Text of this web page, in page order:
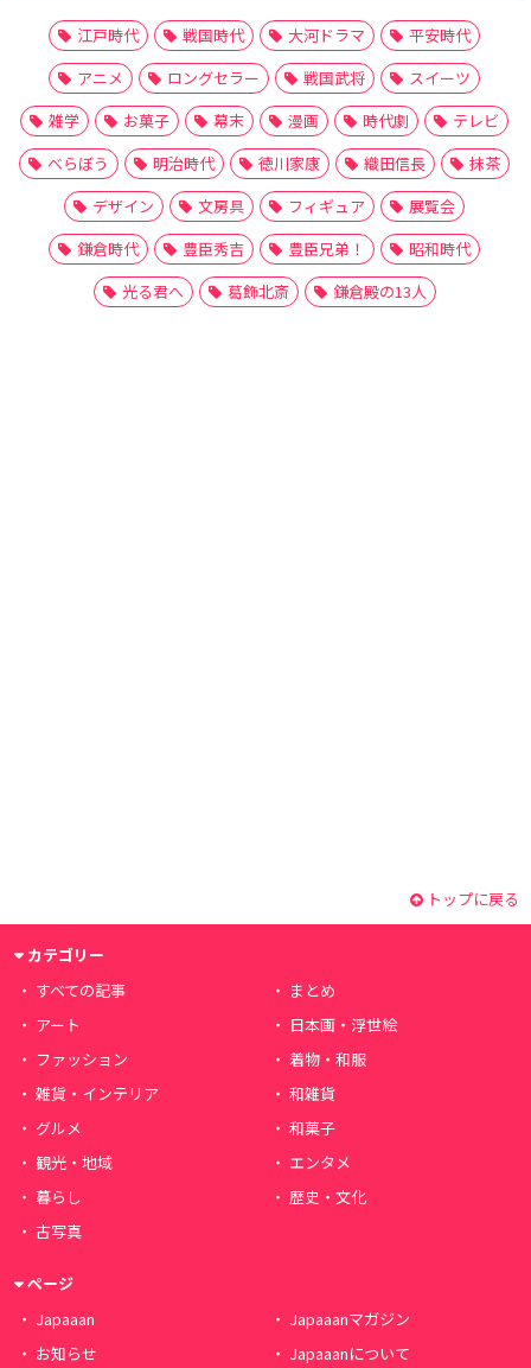
江戸時代 戦国時代 大河ドラマ
平安時代
アニメ
ロングセラー 戦国武将
スイーツ
雑学
お菓子 幕末 漫画 時代劇
テレビ
べらぼう
明治時代 徳川家康 織田信長
抹茶
デザイン
文房具 フィギュア
展覧会
鎌倉時代
豊臣秀吉 豊臣兄弟！
昭和時代
光る君へ
葛飾北斎 鎌倉殿の13人
トップに戻る
カテゴリー
すべての記事
まとめ
アート
日本画・浮世絵
ファッション
着物・和服
雑貨・インテリア
和雑貨
グルメ
和菓子
観光・地域
エンタメ
暮らし
歴史・文化
古写真
ページ
Japaaan
Japaaanマガジン
お知らせ
Japaaanについて